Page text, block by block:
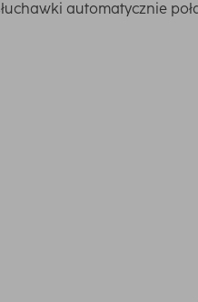
automatycznie